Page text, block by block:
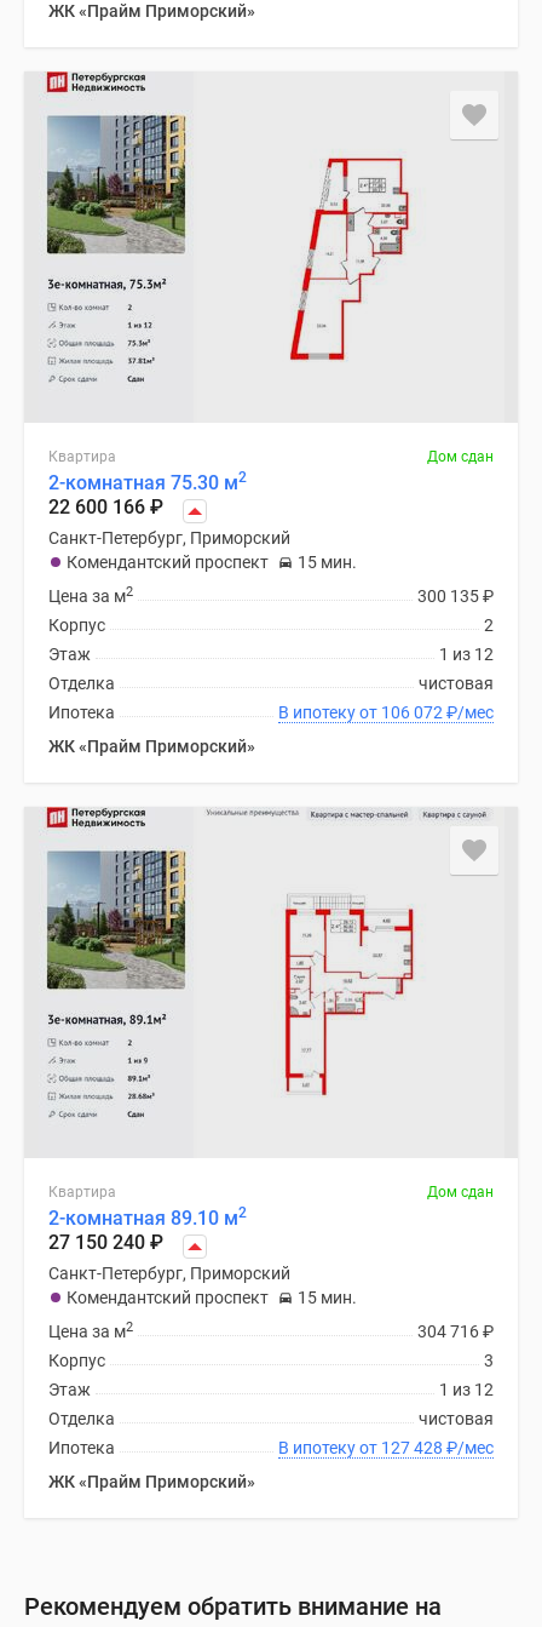
ЖК «Прайм Приморский»
Квартира Дом сдан
2-комнатная 75.30 м2
22 600 166 ₽
Санкт-Петербург, Приморский
Комендантский проспект
15 мин.
300 135₽
Цена за м2
2
Корпус
1 из 12
Этаж
чистовая
Отделка
В ипотеку от 106 072 ₽/мес
Ипотека
ЖК «Прайм Приморский»
Квартира Дом сдан
2-комнатная 89.10 м2
27 150 240 ₽
Санкт-Петербург, Приморский
Комендантский проспект
15 мин.
304 716₽
Цена за м2
3
Корпус
1 из 12
Этаж
чистовая
Отделка
В ипотеку от 127 428 ₽/мес
Ипотека
ЖК «Прайм Приморский»
Рекомендуем обратить внимание на